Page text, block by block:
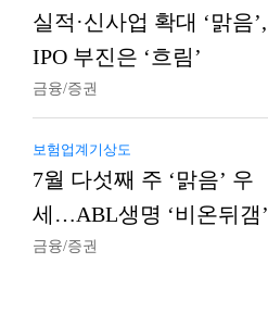
실적·신사업 확대 ‘맑음’,
IPO 부진은 ‘흐림’
금융/증권
보험업계기상도
7월 다섯째 주 ‘맑음’ 우
세…ABL생명 ‘비온뒤갬’
금융/증권